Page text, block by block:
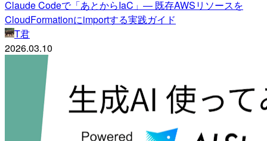
Claude Codeで「あとからIaC」— 既存AWSリソースを
CloudFormationにimportする実践ガイド
T君
2026.03.10